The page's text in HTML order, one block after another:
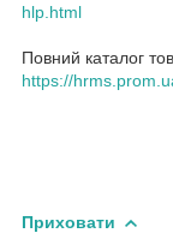
hlp.html
Повний каталог
https://
Приховати